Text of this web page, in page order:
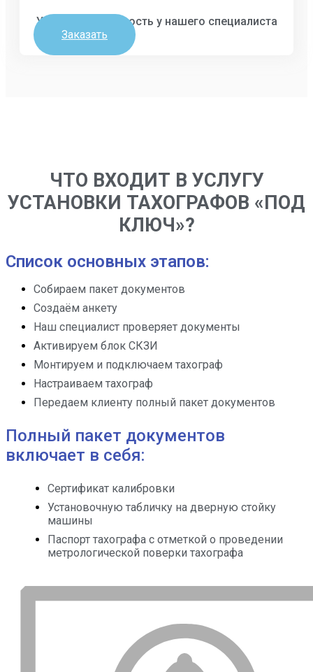
Уточняйте стоимость у нашего специалиста
Заказать
ЧТО ВХОДИТ В УСЛУГУ
УСТАНОВКИ ТАХОГРАФОВ «ПОД
КЛЮЧ»?
Список основных этапов:
Собираем пакет документов
Создаём анкету
Наш специалист проверяет документы
Активируем блок СКЗИ
Монтируем и подключаем тахограф
Настраиваем тахограф
Передаем клиенту полный пакет документов
Полный пакет документов
включает в себя:
Сертификат калибровки
Установочную табличку на дверную стойку
машины
Паспорт тахографа с отметкой о проведении
метрологической поверки тахографа